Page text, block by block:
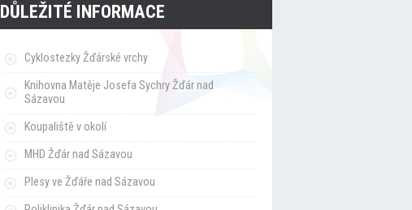
DŮLEŽITÉ INFORMACE
Cyklostezky Žďárské vrchy
Knihovna Matěje Josefa Sychry Žďár nad
Sázavou
Koupaliště v okolí
MHD Žďár nad Sázavou
Plesy ve Žďáře nad Sázavou